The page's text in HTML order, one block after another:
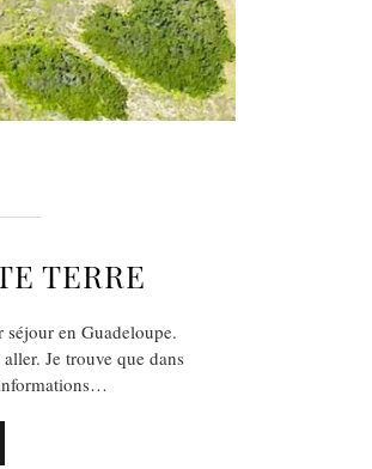
TERRE
séjour en Guadeloupe.
Je trouve que dans